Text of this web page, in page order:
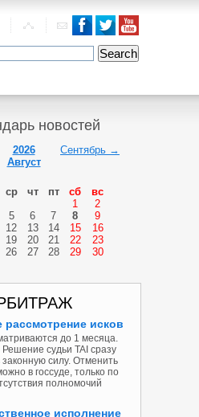
новостей
2026
Август
Сентябрь →
ср чт пт сб
вс
1
2
5 6 7 8
9
12 13 14 15
16
19 20 21 22
23
26 27 28 29
30
рассмотрение исков
до 1 месяца.
Решение судьи TAI сразу
законную силу. Отменить
в госсуде, только по
полномочий
исполнение